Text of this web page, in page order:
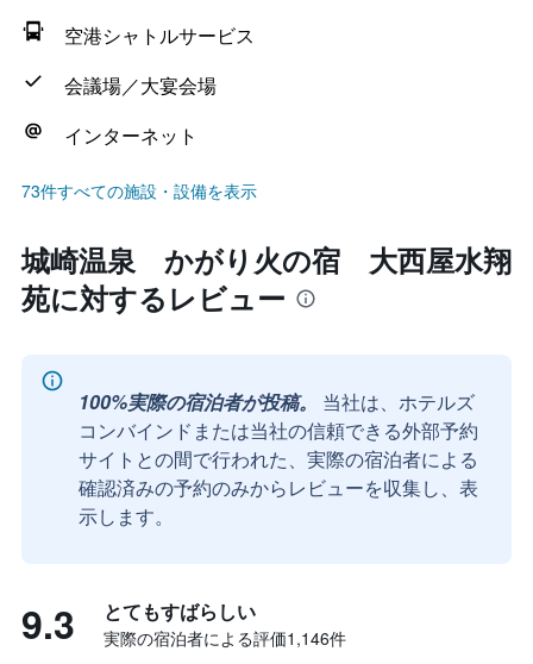
空港シャトルサービス
会議場／大宴会場
インターネット
73件すべての施設・設備を表示
城崎温泉 かがり火の宿 大西屋水翔
苑に対するレビュー
100%実際の宿泊者が投稿。
当社は、ホテルズ
コンバインドまたは当社の信頼できる外部予約
サイトとの間で行われた、実際の宿泊者による
確認済みの予約のみからレビューを収集し、表
示します。
9.3 とてもすばらしい
実際の宿泊者による評価1,146​件